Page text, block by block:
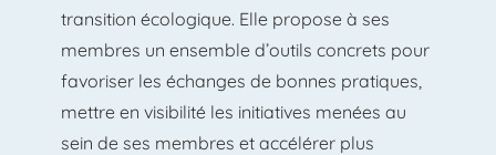
transition écologique. Elle propose à ses
membres un ensemble d’outils concrets pour
favoriser les échanges de bonnes pratiques,
mettre en visibilité les initiatives menées au
sein de ses membres et accélérer plus